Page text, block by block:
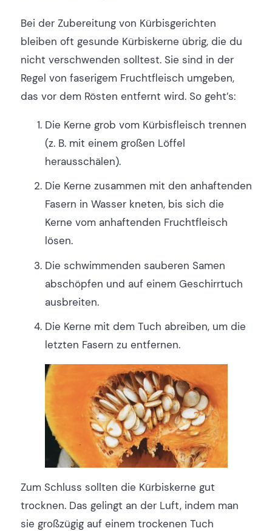
Bei der Zubereitung von Kürbisgerichten
bleiben oft gesunde Kürbiskerne übrig, die du
nicht verschwenden solltest. Sie sind in der
Regel von faserigem Fruchtfleisch umgeben,
das vor dem Rösten entfernt wird. So geht’s:
Die Kerne grob vom Kürbisfleisch trennen
(z. B. mit einem großen Löffel
herausschälen).
Die Kerne zusammen mit den anhaftenden
Fasern in Wasser kneten, bis sich die
Kerne vom anhaftenden Fruchtfleisch
lösen.
Die schwimmenden sauberen Samen
abschöpfen und auf einem Geschirrtuch
ausbreiten.
Die Kerne mit dem Tuch abreiben, um die
letzten Fasern zu entfernen.
Zum Schluss sollten die Kürbiskerne gut
trocknen. Das gelingt an der Luft, indem man
sie großzügig auf einem trockenen Tuch